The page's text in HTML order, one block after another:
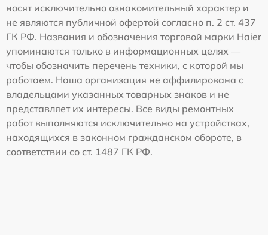
носят исключительно ознакомительный характер и
не являются публичной офертой согласно п. 2 ст. 437
ГК РФ. Названия и обозначения торговой марки Haier
упоминаются только в информационных целях —
чтобы обозначить перечень техники, с которой мы
работаем. Наша организация не аффилирована с
владельцами указанных товарных знаков и не
представляет их интересы. Все виды ремонтных
работ выполняются исключительно на устройствах,
находящихся в законном гражданском обороте, в
соответствии со ст. 1487 ГК РФ.